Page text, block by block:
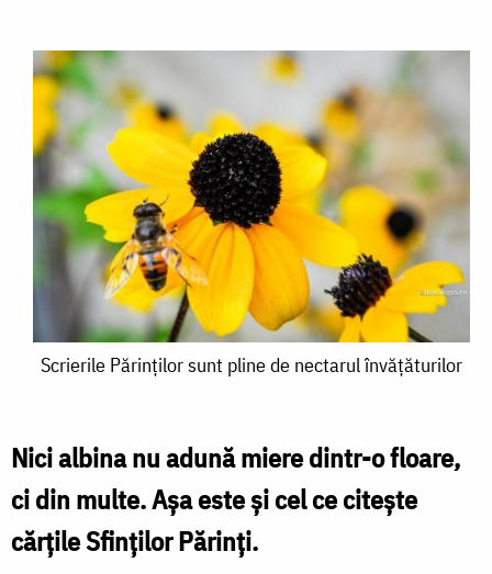
Scrierile
pline
de
nectarul
Scrierile Părinților sunt pline de nectarul învățăturilor
Nici albina nu adună miere dintr-o floare,
ci din multe. Așa este și cel ce citește
cărțile Sfinților Părinți.